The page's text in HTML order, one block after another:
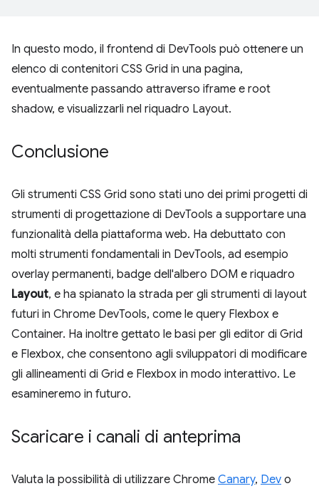
In questo modo, il frontend di DevTools può ottenere un
elenco di contenitori CSS Grid in una pagina,
eventualmente passando attraverso iframe e root
shadow, e visualizzarli nel riquadro Layout.
Conclusione
Gli strumenti CSS Grid sono stati uno dei primi progetti di
strumenti di progettazione di DevTools a supportare una
funzionalità della piattaforma web. Ha debuttato con
molti strumenti fondamentali in DevTools, ad esempio
overlay permanenti, badge dell'albero DOM e riquadro
Layout, e ha spianato la strada per gli strumenti di layout
futuri in Chrome DevTools, come le query Flexbox e
Container. Ha inoltre gettato le basi per gli editor di Grid
e Flexbox, che consentono agli sviluppatori di modificare
gli allineamenti di Grid e Flexbox in modo interattivo. Le
esamineremo in futuro.
Scaricare i canali di anteprima
Valuta la possibilità di utilizzare Chrome Canary, Dev o